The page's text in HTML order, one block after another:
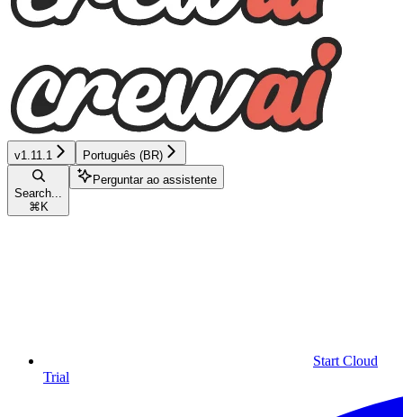
v1.11.1 Português (BR)
Search...
⌘ K
Perguntar ao assistente
Start Cloud
Trial